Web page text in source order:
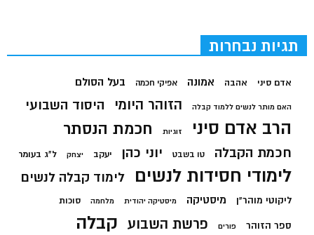
תגיות נבחרות
אדם סיני אהבה אמונה אפיקי חכמה בעל הסולם
האם מותר לנשים ללמוד קבלה הזוהר היומי היסוד השבועי
הרב אדם סיני זוגיות חכמת הנסתר
חכמת הקבלה טו בשבט יוני כהן יעקב יצחק ל"ג בעומר
לימודי חסידות לנשים לימוד קבלה לנשים
ליקוטי מוהר"ן מיסטיקה מיסטיקה יהודית מלחמה סוכות
ספר הזוהר פורים פרשת השבוע קבלה